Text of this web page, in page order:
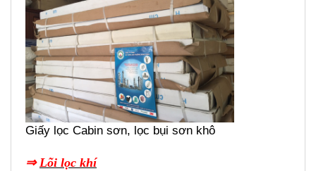
Giấy lọc Cabin sơn, lọc bụi sơn khô
⇒Lõi lọc khí